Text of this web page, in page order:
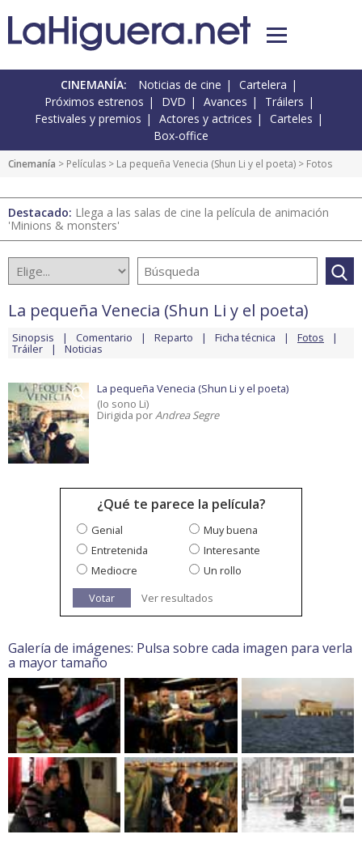
CINEMANÍA: Noticias de cine
Cartelera
Próximos estrenos
DVD Avances
Tráilers
Festivales y premios
Actores y actrices
Carteles
Box-office
Cinemanía > Películas > La pequeña Venecia (Shun Li y el poeta) > Fotos
Destacado: Llega a las salas de cine la película de animación
'Minions & monsters'
La pequeña Venecia (Shun Li y el poeta)
Sinopsis Comentario Reparto Ficha técnica Fotos
Tráiler Noticias
La pequeña Venecia (Shun Li y el poeta)
(Io sono Li)
Dirigida porAndrea Segre
¿Qué te parece la película?
Genial
Muy buena
Entretenida
Interesante
Mediocre
Un rollo
Votar
Ver resultados
Galería de imágenes: Pulsa sobre cada imagen para verla
a mayor tamaño